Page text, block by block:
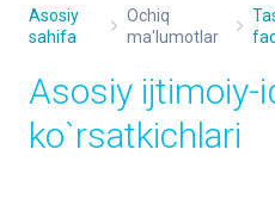
Asosiy
sahifa
Ochiq
ma'lumotlar
Asosiy ijtimoiy-
ko`rsаtkichlаri